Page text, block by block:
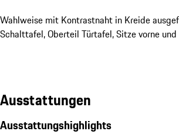
Wahlweise mit Kontrastnaht in Kreide
Schalttafel, Oberteil Türtafel, Sitze vorne
Ausstattungen
Ausstattungshighlights